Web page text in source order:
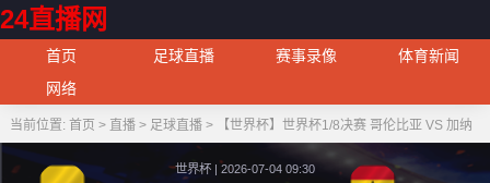
24直播网
首页 足球直播 赛事录像
体育新闻
网络
当前位置: 首页 > 直播> 足球直播> 【世界杯】世界杯1/8决赛 哥伦比亚 VS 加纳